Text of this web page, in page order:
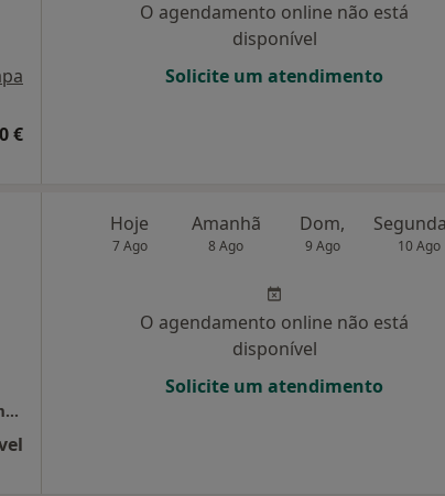
€
O agendamento online não está
disponível
Solicite um atendimento
Clínica Médica e Fisioterapia Requilibrium São Romão
Hoje
7 Ago
Amanhã
8 Ago
Dom,
9 Ago 10 Ago
O agendamento online não está
disponível
Solicite um atendimento